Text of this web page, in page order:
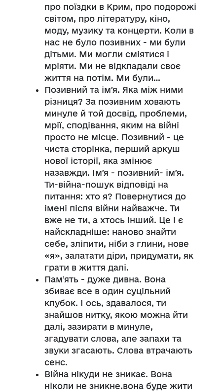
про поїздки в Крим, про подорожі
світом, про літературу, кіно,
моду, музику та концерти. Коли в
нас не було позивних - ми були
дітьми. Ми могли сміятися і
мріяти. Ми не відкладали своє
життя на потім. Ми були…
Позивний та імʼя. Яка між ними
різниця? За позивним ховають
минуле й той досвід, проблеми,
мрії, сподівання, яким на війні
просто не місце. Позивний - це
чиста сторінка, перший аркуш
нової історії, яка змінює
назавжди. Імʼя - позивний- імʼя.
Ти-війна-пошук відповіді на
питання: хто я? Повернутися до
імені після війни найважче. Ти
вже не ти, а хтось інший. Це і є
найскладніше: наново знайти
себе, зліпити, ніби з глини, нове
«я», залатати діри, придумати, як
грати в життя далі.
Памʼять - дуже дивна. Вона
збиває все в один суцільний
клубок. І ось, здавалося, ти
знайшов нитку, якою можна йти
далі, зазирати в минуле,
згадувати слова, але запахи та
звуки згасають. Слова втрачають
сенс.
Війна нікуди не зникає. Вона
ніколи не зникне.вона буде жити